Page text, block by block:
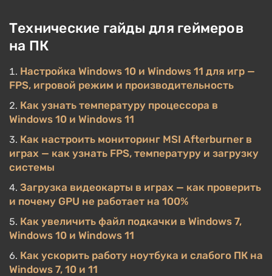
Технические гайды для геймеров
на ПК
Настройка Windows 10 и Windows 11 для игр —
FPS, игровой режим и производительность
Как узнать температуру процессора в
Windows 10 и Windows 11
Как настроить мониторинг MSI Afterburner в
играх — как узнать FPS, температуру и загрузку
системы
Загрузка видеокарты в играх — как проверить
и почему GPU не работает на 100%
Как увеличить файл подкачки в Windows 7,
Windows 10 и Windows 11
Как ускорить работу ноутбука и слабого ПК на
Windows 7, 10 и 11